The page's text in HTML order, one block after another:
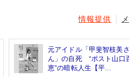
情報提供
元アイドル「甲斐智枝美さ
ん」の自死 “ポスト山口
恵”の暗転人生【平...